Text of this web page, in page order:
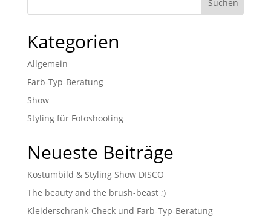
Kategorien
Allgemein
Farb-Typ-Beratung
Show
Styling für Fotoshooting
Neueste Beiträge
Kostümbild & Styling Show DISCO
The beauty and the brush-beast ;)
Kleiderschrank-Check und Farb-Typ-Beratung